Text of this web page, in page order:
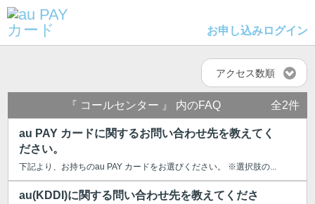
お申し込みログイン
アクセス数順
『 コールセンター 』 内のFAQ 全2件
au PAY カードに関するお問い合わせ先を教えてく
ださい。
下記より、お持ちのau PAY カードをお選びください。 ※選択肢の...
au(KDDI)に関する問い合わせ先を教えてくださ